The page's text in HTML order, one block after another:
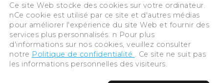
©Hiroshima Tourism Association /
Hiroshima Prefecture / Hiroshima City .
All rights reserved
Ce site Web stocke des cookies sur votre ordinateur.
nCe cookie est utilisé par ce site et d'autres médias
pour améliorer l'expérience du site Web et fournir des
services plus personnalisés. n Pour plus
d'informations sur nos cookies, veuillez consulter
notre Politique de confidentialité . Ce site ne suit pas
les informations personnelles des visiteurs.